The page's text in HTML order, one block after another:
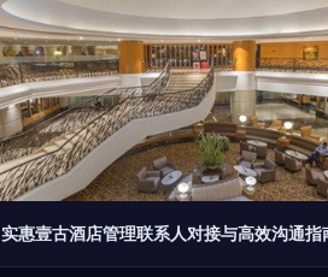
实惠壹古酒店管理联系人对接与高效沟通指